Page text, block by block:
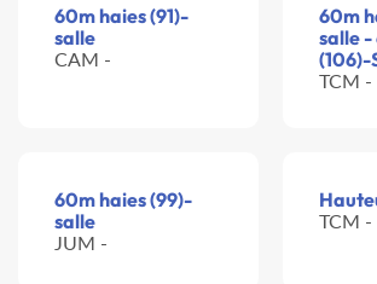
60m haies (91)-
salle
CAM -
60m
salle -
(106)-
TCM -
60m haies (99)-
salle
JUM -
TCM -